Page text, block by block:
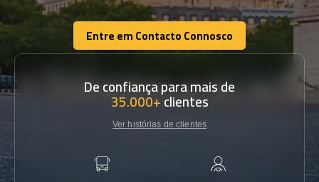
Entre em Contacto Connosco
Entre em Contacto Connosco
De confiança para mais de
35.000+clientes
Ver histórias de clientes